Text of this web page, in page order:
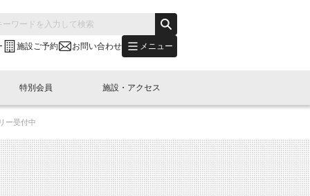
施設ご予約 お問い合わせ メニュー
別会員開催
"LINK-BioBAY TOKYO"？
(News Letter)
ュース・事業紹介
LINK-J WEST
容
特別会員
し込み
施設・アクセス
予約
ー受付中